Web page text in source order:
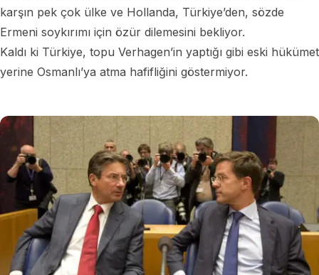
karşın pek çok ülke ve Hollanda, Türkiye’den, sözde
Ermeni soykırımı için özür dilemesini bekliyor.
Kaldı ki Türkiye, topu Verhagen’in yaptığı gibi eski hükümet
yerine Osmanlı’ya atma hafifliğini göstermiyor.